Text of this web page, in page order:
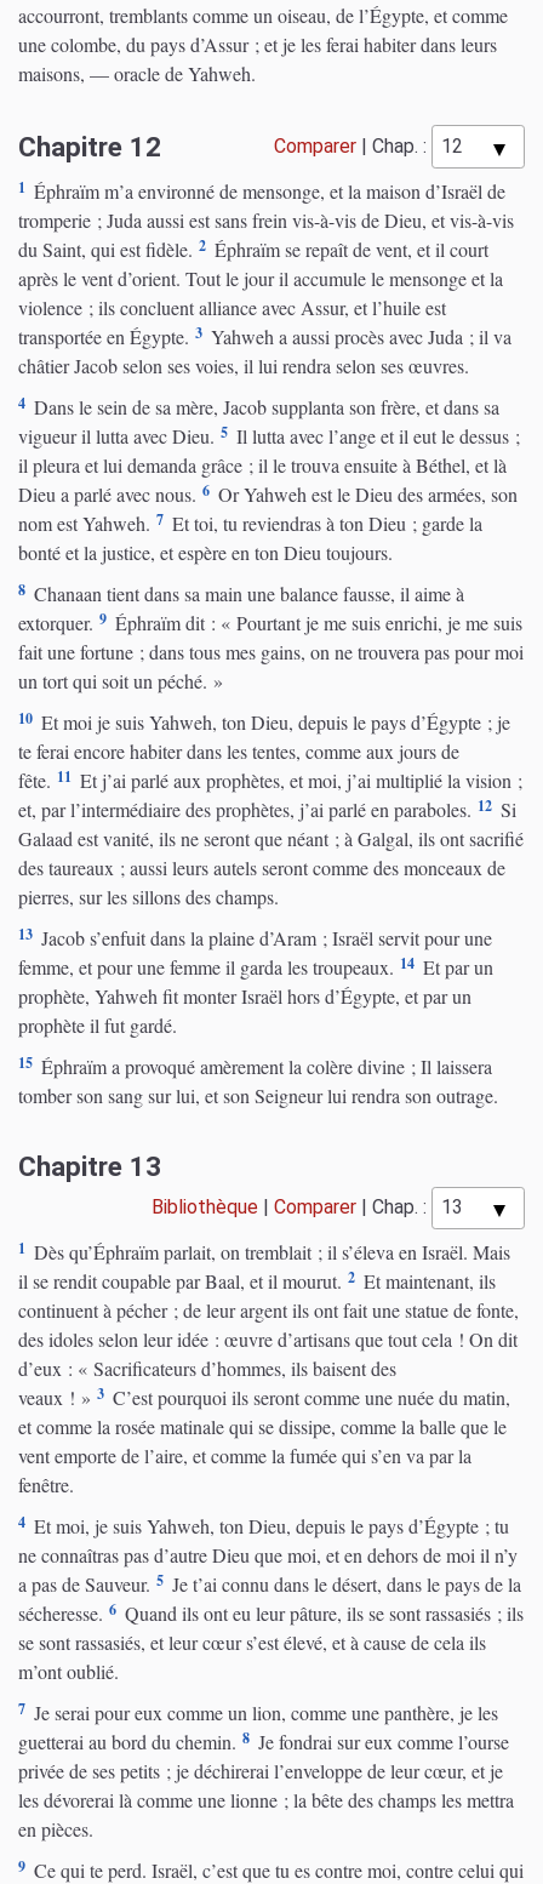
accourront, tremblants comme un oiseau, de l’Égypte, et comme
une colombe, du pays d’Assur ; et je les ferai habiter dans leurs
maisons, — oracle de Yahweh.
Chapitre 12 Comparer | Chap. :
1 Éphraïm m’a environné de mensonge, et la maison d’Israël de
tromperie ; Juda aussi est sans frein vis-à-vis de Dieu, et vis-à-vis
du Saint, qui est fidèle. 2 Éphraïm se repaît de vent, et il court
après le vent d’orient. Tout le jour il accumule le mensonge et la
violence ; ils concluent alliance avec Assur, et l’huile est
transportée en Égypte. 3 Yahweh a aussi procès avec Juda ; il va
châtier Jacob selon ses voies, il lui rendra selon ses œuvres.
4 Dans le sein de sa mère, Jacob supplanta son frère, et dans sa
vigueur il lutta avec Dieu. 5 Il lutta avec l’ange et il eut le dessus ;
il pleura et lui demanda grâce ; il le trouva ensuite à Béthel, et là
Dieu a parlé avec nous. 6 Or Yahweh est le Dieu des armées, son
nom est Yahweh. 7 Et toi, tu reviendras à ton Dieu ; garde la
bonté et la justice, et espère en ton Dieu toujours.
8 Chanaan tient dans sa main une balance fausse, il aime à
extorquer. 9 Éphraïm dit : « Pourtant je me suis enrichi, je me suis
fait une fortune ; dans tous mes gains, on ne trouvera pas pour moi
un tort qui soit un péché. »
10 Et moi je suis Yahweh, ton Dieu, depuis le pays d’Égypte ; je
te ferai encore habiter dans les tentes, comme aux jours de
fête. 11 Et j’ai parlé aux prophètes, et moi, j’ai multiplié la vision ;
et, par l’intermédiaire des prophètes, j’ai parlé en paraboles. 12 Si
Galaad est vanité, ils ne seront que néant ; à Galgal, ils ont sacrifié
des taureaux ; aussi leurs autels seront comme des monceaux de
pierres, sur les sillons des champs.
13 Jacob s’enfuit dans la plaine d’Aram ; Israël servit pour une
femme, et pour une femme il garda les troupeaux. 14 Et par un
prophète, Yahweh fit monter Israël hors d’Égypte, et par un
prophète il fut gardé.
15 Éphraïm a provoqué amèrement la colère divine ; Il laissera
tomber son sang sur lui, et son Seigneur lui rendra son outrage.
Chapitre 13
Bibliothèque Comparer Chap. :
1 Dès qu’Éphraïm parlait, on tremblait ; il s’éleva en Israël. Mais
il se rendit coupable par Baal, et il mourut. 2 Et maintenant, ils
continuent à pécher ; de leur argent ils ont fait une statue de fonte,
des idoles selon leur idée : œuvre d’artisans que tout cela ! On dit
d’eux : « Sacrificateurs d’hommes, ils baisent des
veaux ! » 3 C’est pourquoi ils seront comme une nuée du matin,
et comme la rosée matinale qui se dissipe, comme la balle que le
vent emporte de l’aire, et comme la fumée qui s’en va par la
fenêtre.
4 Et moi, je suis Yahweh, ton Dieu, depuis le pays d’Égypte ; tu
ne connaîtras pas d’autre Dieu que moi, et en dehors de moi il n’y
a pas de Sauveur. 5 Je t’ai connu dans le désert, dans le pays de la
sécheresse. 6 Quand ils ont eu leur pâture, ils se sont rassasiés ; ils
se sont rassasiés, et leur cœur s’est élevé, et à cause de cela ils
m’ont oublié.
7 Je serai pour eux comme un lion, comme une panthère, je les
guetterai au bord du chemin. 8 Je fondrai sur eux comme l’ourse
privée de ses petits ; je déchirerai l’enveloppe de leur cœur, et je
les dévorerai là comme une lionne ; la bête des champs les mettra
en pièces.
9 Ce qui te perd. Israël, c’est que tu es contre moi, contre celui qui